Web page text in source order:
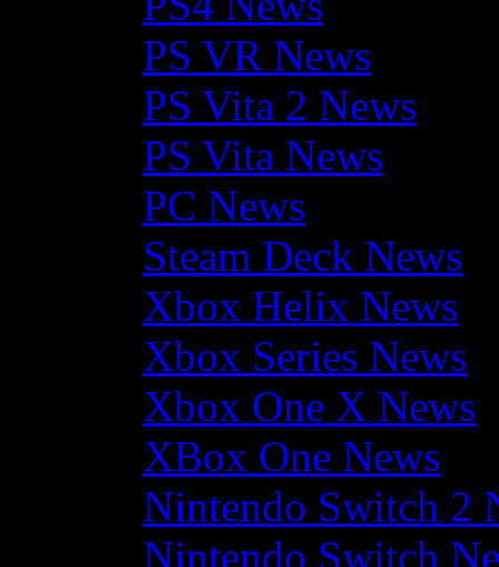
PS VR News
PS Vita 2 News
PS Vita News
PC News
Steam Deck News
Xbox Helix News
Xbox Series News
Xbox One X News
XBox One News
Nintendo Switch 2
Nintendo Switch